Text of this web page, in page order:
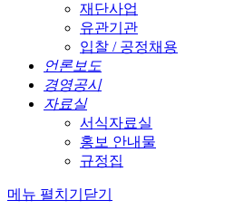
재단사업
유관기관
입찰 / 공정채용
언론보도
경영공시
자료실
서식자료실
홍보 안내물
규정집
메뉴 펼치기 닫기